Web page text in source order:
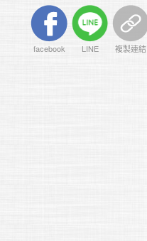
facebook LINE 複製連結